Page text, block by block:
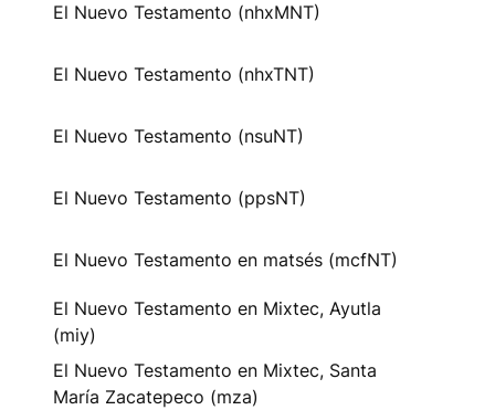
El Nuevo Testamento (nhxMNT)
El Nuevo Testamento (nhxTNT)
El Nuevo Testamento (nsuNT)
El Nuevo Testamento (ppsNT)
El Nuevo Testamento en matsés (mcfNT)
El Nuevo Testamento en Mixtec, Ayutla
(miy)
El Nuevo Testamento en Mixtec, Santa
María Zacatepeco (mza)